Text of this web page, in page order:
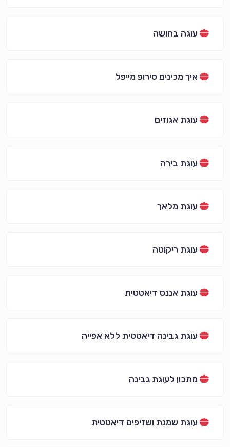
עוגה בחושה
איך מכינים סירופ מייפל
עוגת אגוזים
עוגת בירה
עוגת מלאך
עוגת ריקוטה
עוגת אננס דיאטטית
עוגת גבינה דיאטטית ללא אפייה
מתכון לעוגת גבינה
עוגת שמנת ושזיפים דיאטטית